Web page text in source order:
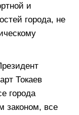
и
города, не
Токаев
города
законом, все